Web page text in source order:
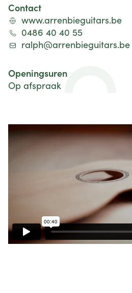
Contact
www.arrenbieguitars.be
0486 40 40 55
ralph@arrenbieguitars.be
Openingsuren
Op afspraak